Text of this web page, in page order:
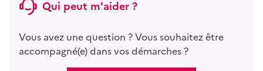
Qui peut m'aider ?
Vous avez une question ? Vous souhaitez être
accompagné(e) dans vos démarches ?